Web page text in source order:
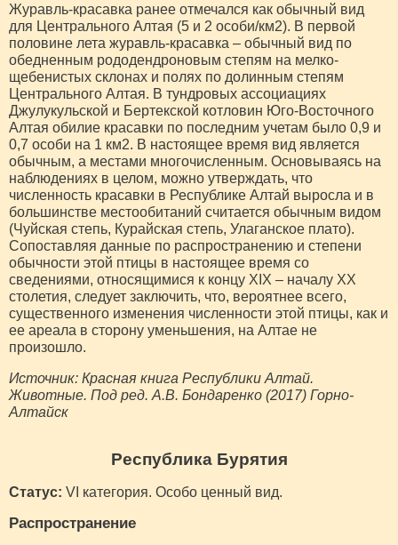
Журавль-красавка ранее отмечался как обычный вид
для Центрального Алтая (5 и 2 особи/км2). В первой
половине лета журавль-красавка – обычный вид по
обедненным рододендроновым степям на мелко-
щебенистых склонах и полях по долинным степям
Центрального Алтая. В тундровых ассоциациях
Джулукульской и Бертекской котловин Юго-Восточного
Алтая обилие красавки по последним учетам было 0,9 и
0,7 особи на 1 км2. В настоящее время вид является
обычным, а местами многочисленным. Основываясь на
наблюдениях в целом, можно утверждать, что
численность красавки в Республике Алтай выросла и в
большинстве местообитаний считается обычным видом
(Чуйская степь, Курайская степь, Улаганское плато).
Сопоставляя данные по распространению и степени
обычности этой птицы в настоящее время со
сведениями, относящимися к концу XIX – началу XX
столетия, следует заключить, что, вероятнее всего,
существенного изменения численности этой птицы, как и
ее ареала в сторону уменьшения, на Алтае не
произошло.
Источник: Красная книга Республики Алтай.
Животные. Под ред. А.В. Бондаренко (2017) Горно-
Алтайск
Республика Бурятия
Статус: VI категория. Особо ценный вид.
Распространение